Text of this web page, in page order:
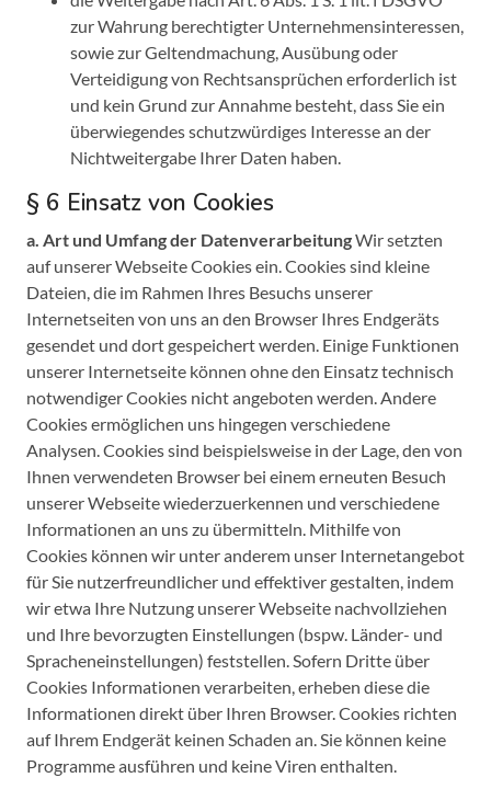
zur Wahrung berechtigter Unternehmensinteressen,
sowie zur Geltendmachung, Ausübung oder
Verteidigung von Rechtsansprüchen erforderlich ist
und kein Grund zur Annahme besteht, dass Sie ein
überwiegendes schutzwürdiges Interesse an der
Nichtweitergabe Ihrer Daten haben.
§ 6 Einsatz von Cookies
a. Art und Umfang der DatenverarbeitungWir setzten
auf unserer Webseite Cookies ein. Cookies sind kleine
Dateien, die im Rahmen Ihres Besuchs unserer
Internetseiten von uns an den Browser Ihres Endgeräts
gesendet und dort gespeichert werden. Einige Funktionen
unserer Internetseite können ohne den Einsatz technisch
notwendiger Cookies nicht angeboten werden. Andere
Cookies ermöglichen uns hingegen verschiedene
Analysen. Cookies sind beispielsweise in der Lage, den von
Ihnen verwendeten Browser bei einem erneuten Besuch
unserer Webseite wiederzuerkennen und verschiedene
Informationen an uns zu übermitteln. Mithilfe von
Cookies können wir unter anderem unser Internetangebot
für Sie nutzerfreundlicher und effektiver gestalten, indem
wir etwa Ihre Nutzung unserer Webseite nachvollziehen
und Ihre bevorzugten Einstellungen (bspw. Länder- und
Spracheneinstellungen) feststellen. Sofern Dritte über
Cookies Informationen verarbeiten, erheben diese die
Informationen direkt über Ihren Browser. Cookies richten
auf Ihrem Endgerät keinen Schaden an. Sie können keine
Programme ausführen und keine Viren enthalten.